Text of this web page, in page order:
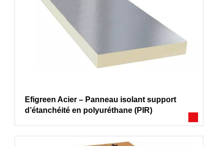
Efigreen Acier – Panneau isolant support
d’étanchéité en polyuréthane (PIR)